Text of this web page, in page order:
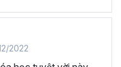
dặn đã và đang đào
MIC, Tập
Milk
2022